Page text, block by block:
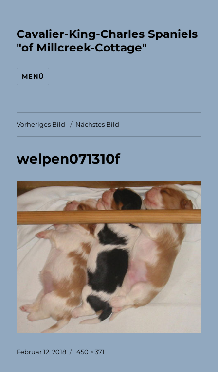
Cavalier-King-Charles Spaniels
"of Millcreek-Cottage"
MENÜ
Vorheriges Bild Nächstes Bild
welpen071310f
Veröffentlicht
Februar 12, 2018 Originalgröße
450 × 371